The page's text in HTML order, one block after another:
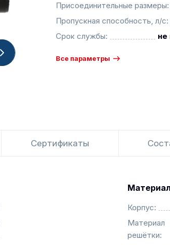
Присоединительные размеры:
Пропускная способность, л/с:
Срок службы:
не
Все параметры
Сертификаты
Корпус:
Материал
решётки: